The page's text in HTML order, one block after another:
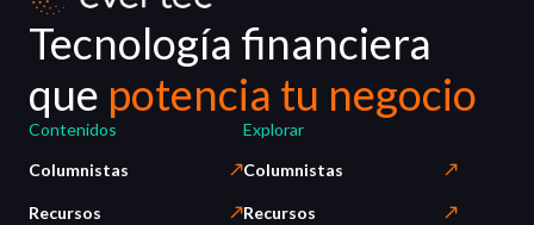
Tecnología financiera
que potencia tu negocio
Contenidos
Columnistas
Recursos
Explorar
Columnistas
Recursos